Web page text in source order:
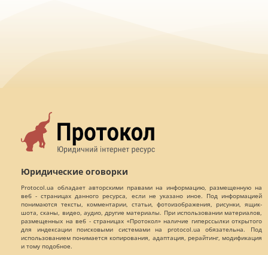
Юридические оговорки
Protocol.ua обладает авторскими правами на информацию, размещенную на
веб - страницах данного ресурса, если не указано иное. Под информацией
понимаются тексты, комментарии, статьи, фотоизображения, рисунки, ящик-
шота, сканы, видео, аудио, другие материалы. При использовании материалов,
размещенных на веб - страницах «Протокол» наличие гиперссылки открытого
для индексации поисковыми системами на protocol.ua обязательна. Под
использованием понимается копирования, адаптация, рерайтинг, модификация
и тому подобное.